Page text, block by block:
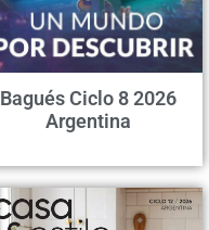
Bagués Ciclo 8 2026
Argentina